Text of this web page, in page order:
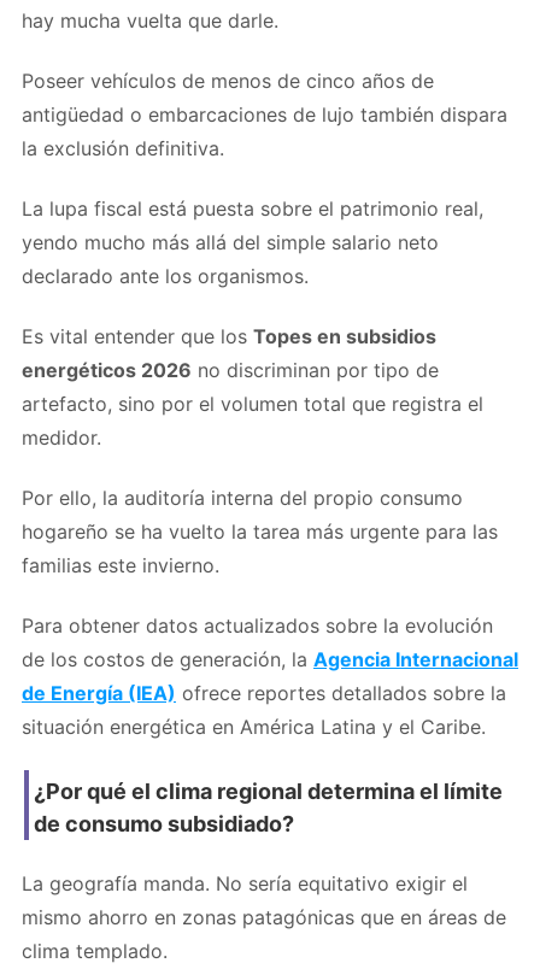
hay mucha vuelta que darle.
Poseer vehículos de menos de cinco años de
antigüedad o embarcaciones de lujo también dispara
la exclusión definitiva.
La lupa fiscal está puesta sobre el patrimonio real,
yendo mucho más allá del simple salario neto
declarado ante los organismos.
Es vital entender que los Topes en subsidios
energéticos 2026 no discriminan por tipo de
artefacto, sino por el volumen total que registra el
medidor.
Por ello, la auditoría interna del propio consumo
hogareño se ha vuelto la tarea más urgente para las
familias este invierno.
Para obtener datos actualizados sobre la evolución
de los costos de generación, la Agencia Internacional
de Energía (IEA) ofrece reportes detallados sobre la
situación energética en América Latina y el Caribe.
¿Por qué el clima regional determina el límite
de consumo subsidiado?
La geografía manda. No sería equitativo exigir el
mismo ahorro en zonas patagónicas que en áreas de
clima templado.